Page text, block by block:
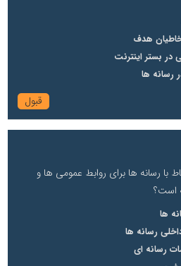
هدف
بستر اینترنت
رسانه ها
رسانه ها برای روابط عمومی ها و
است؟
ها
رسانه ها
رسانه ای